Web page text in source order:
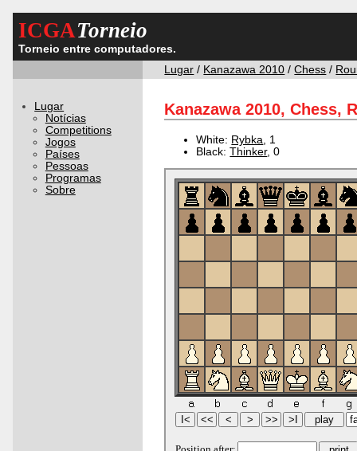
ICGATorneio
Torneio entre computadores.
Lugar / Kanazawa 2010 /Chess /
Lugar
Notícias
Competitions
Jogos
Países
Pessoas
Programas
Sobre
Kanazawa 2010, Chess,
White: Rybka , 1
Black:Thinker, 0